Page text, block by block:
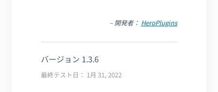
– 開発者： HeroPlugins
バージョン 1.3.6
最終テスト日： 1月 31, 2022